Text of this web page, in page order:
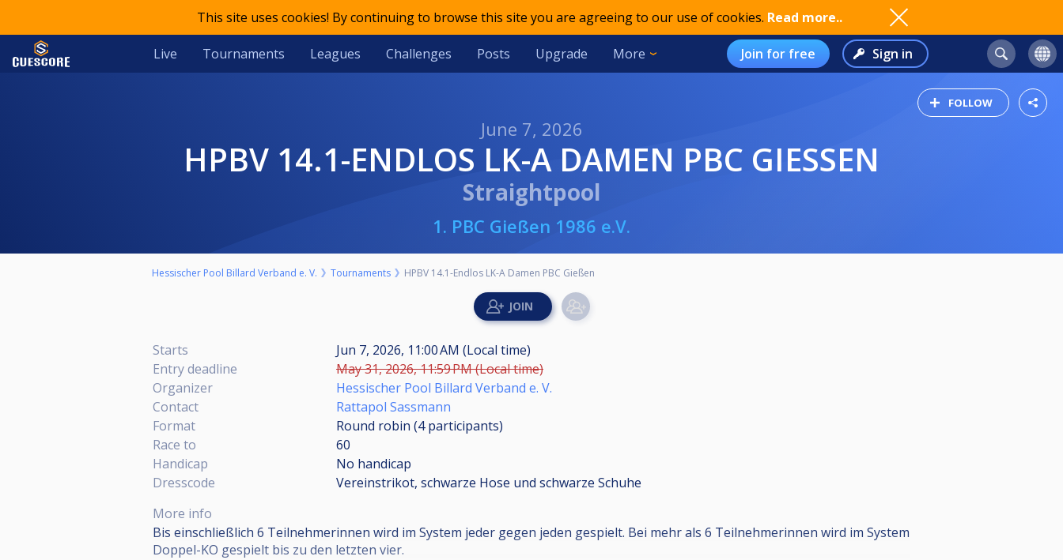
This site uses cookies! By continuing to browse this site you are agreeing to our use of cookies. Read more..
Live Tournaments Leagues Challenges Posts Upgrade More Join for free Sign in
FOLLOW
June 7, 2026
HPBV 14.1-ENDLOS LK-A DAMEN PBC GIESSEN
Straightpool
1. PBC Gießen 1986 e.V.
Hessischer Pool Billard Verband e. V. Tournaments HPBV 14.1-Endlos LK-A Damen PBC Gießen
Starts
Jun 7, 2026, 11:00 AM (Local time)
Entry deadline
May 31, 2026, 11:59 PM (Local time)
Organizer
Hessischer Pool Billard Verband e. V.
Contact
Rattapol Sassmann
Format
Round robin (4participants)
Race to
60
Handicap
No handicap
Dresscode
Vereinstrikot, schwarze Hose und schwarze Schuhe
More info
Bis einschließlich 6 Teilnehmerinnen wird im System jeder gegen jeden gespielt. Bei mehr als 6 Teilnehmerinnen wird im System
Doppel-KO gespielt bis zu den letzten vier.